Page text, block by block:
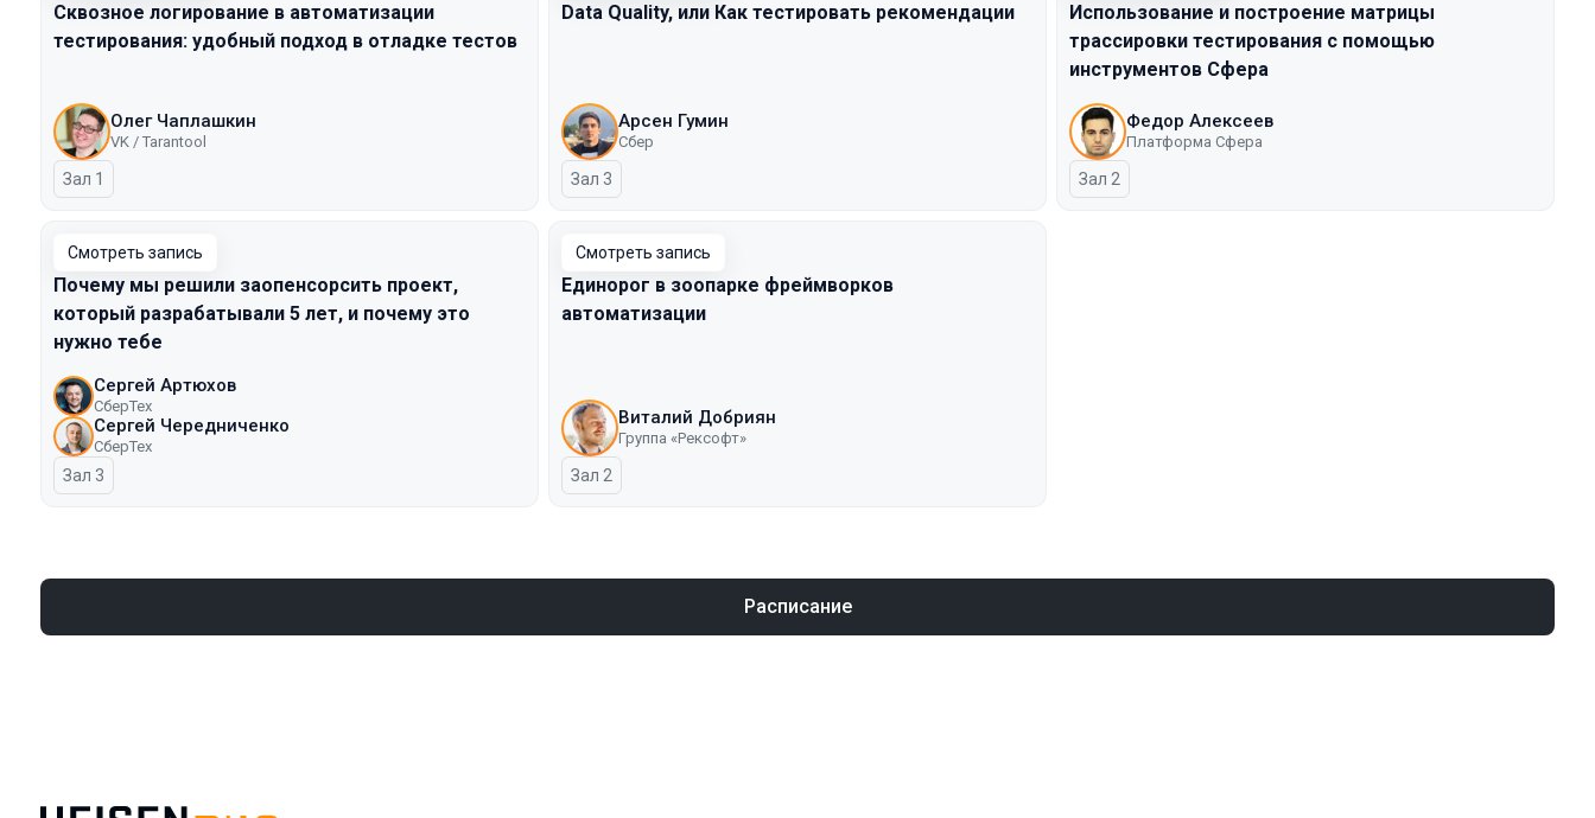
Сквозное логирование в автоматизации
тестирования: удобный подход в отладке тестов
Олег Чаплашкин
VK / Tarantool
Зал 1
Data Quality, или Как тестировать рекомендации
Арсен Гумин
Сбер
Зал 3
Использование и построение матрицы
трассировки тестирования с помощью
инструментов Сфера
Федор Алексеев
Платформа Сфера
Зал 2
Смотреть запись
Почему мы решили заопенсорсить проект,
который разрабатывали 5 лет, и почему это
нужно тебе
Сергей Артюхов
СберТех
Сергей Чередниченко
СберТех
Зал 3
Смотреть запись
Единорог в зоопарке фреймворков
автоматизации
Виталий Добриян
Группа «Рексофт»
Зал 2
Расписание